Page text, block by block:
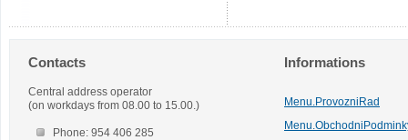
Contacts
Central address operator
(on workdays from 08.00 to 15.00.)
Phone: 954 406 285
Informations
Menu.ProvozniRad